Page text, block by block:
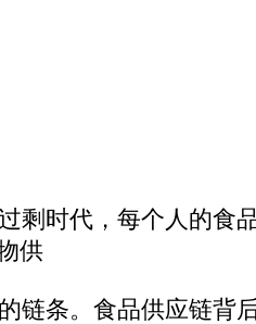
剩时代，每个人的食
供
链条。食品供应链背